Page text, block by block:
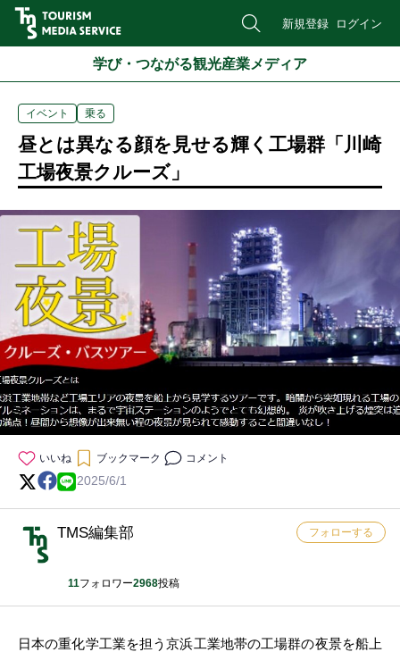
新規登録 ログイン
学び・つながる観光産業メディア
イベント 乗る
昼とは異なる顔を見せる輝く工場群「川崎
工場夜景クルーズ」
いいね ブックマーク コメント
2025/6/1
TMS編集部
11フォロワー2968投稿
フォローする
日本の重化学工業を担う京浜工業地帯の工場群の夜景を船上